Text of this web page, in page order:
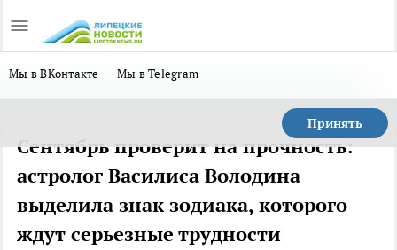
Мы в ВКонтакте Мы в Telegram
Принять
Сентябрь проверит на прочность:
астролог Василиса Володина
выделила знак зодиака, которого
ждут серьезные трудности